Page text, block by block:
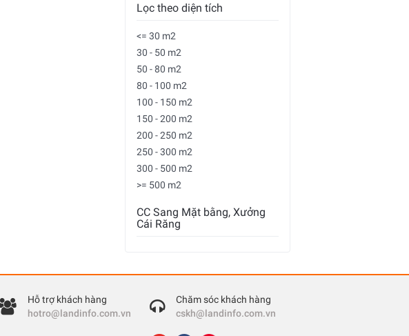
Lọc theo diện tích
<= 30 m2
30 - 50 m2
50 - 80 m2
80 - 100 m2
100 - 150 m2
150 - 200 m2
200 - 250 m2
250 - 300 m2
300 - 500 m2
>= 500 m2
CC Sang Mặt bằng, Xưởng
Cái Răng
Hỗ trợ khách hàng
hotro@landinfo.com.vn
Chăm sóc khách hàng
cskh@landinfo.com.vn